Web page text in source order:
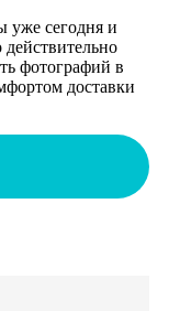
уже сегодня и
действительно
фотографий в
доставки